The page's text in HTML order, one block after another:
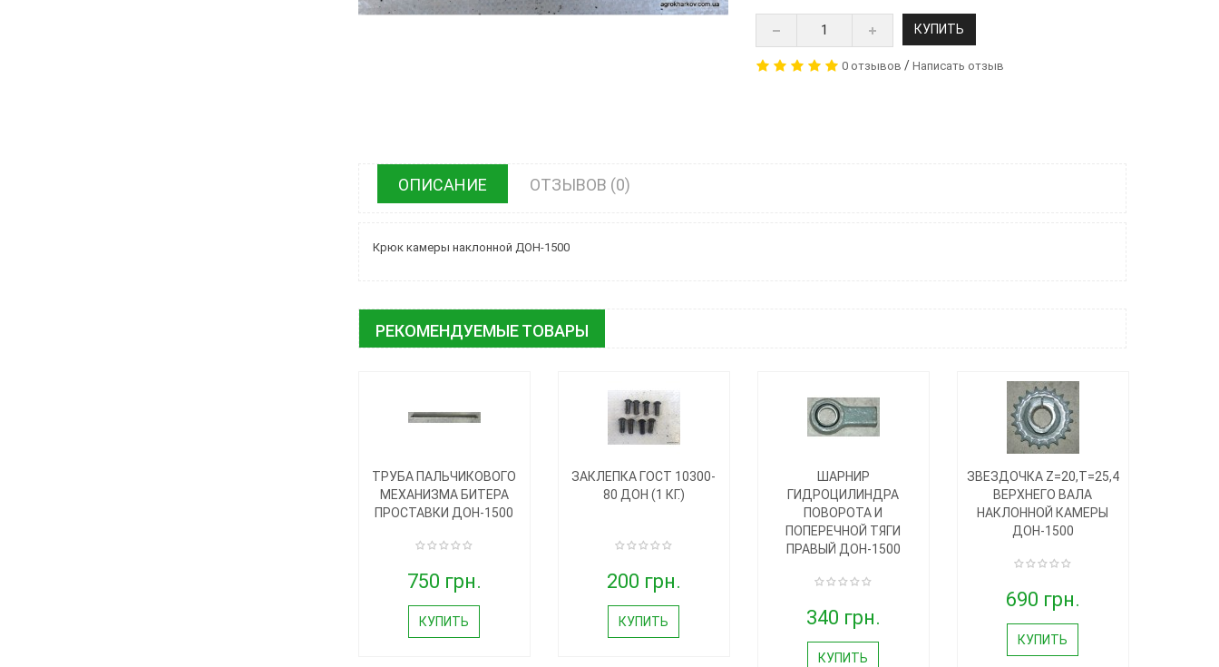
КУПИТЬ
0 отзывов /Написать отзыв
ОПИСАНИЕ ОТЗЫВОВ (0)
Крюк камеры наклонной ДОН-1500
РЕКОМЕНДУЕМЫЕ ТОВАРЫ
ТРУБА ПАЛЬЧИКОВОГО
МЕХАНИЗМА БИТЕРА
ПРОСТАВКИ ДОН-1500
750 грн.
КУПИТЬ
ЗАКЛЕПКА ГОСТ 10300-
80 ДОН (1 КГ.)
200 грн.
КУПИТЬ
ШАРНИР
ГИДРОЦИЛИНДРА
ПОВОРОТА И
ПОПЕРЕЧНОЙ ТЯГИ
ПРАВЫЙ ДОН-1500
340 грн.
КУПИТЬ
ЗВЕЗДОЧКА Z=20,T=25,4
ВЕРХНЕГО ВАЛА
НАКЛОННОЙ КАМЕРЫ
ДОН-1500
690 грн.
КУПИТЬ